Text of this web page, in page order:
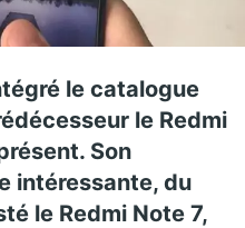
le catalogue
le Redmi
Son
intéressante, du
le Redmi Note 7,